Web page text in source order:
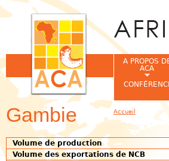
Gambie
Volume de production
Volume des exportations de NCB
A PROPOS
ACA
Vous êtes ici
Accueil